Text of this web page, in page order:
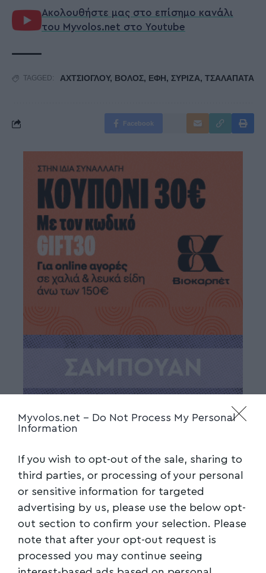
Myvolos.net - Do Not Process My Personal
Information
If you wish to opt-out of the sale, sharing to
third parties, or processing of your personal
or sensitive information for targeted
advertising by us, please use the below opt-
out section to confirm your selection. Please
note that after your opt-out request is
processed you may continue seeing
Ακολουθήστε μας στο επίσημο κανάλι
του Myvolos.net στο Youtube
TAGGED: ΑΧΤΣΙΟΓΛΟΥ, ΒΟΛΟΣ, ΕΦΗ, ΣΥΡΙΖΑ, ΤΣΑΛΑΠΑΤΑ
Facebook